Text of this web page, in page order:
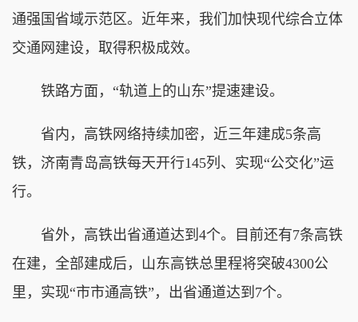
通强国省域示范区。近年来，我们加快现代综合立体
交通网建设，取得积极成效。
铁路方面，“轨道上的山东”提速建设。
省内，高铁网络持续加密，近三年建成5条高
铁，济南青岛高铁每天开行145列、实现“公交化”运
行。
省外，高铁出省通道达到4个。目前还有7条高铁
在建，全部建成后，山东高铁总里程将突破4300公
里，实现“市市通高铁”，出省通道达到7个。